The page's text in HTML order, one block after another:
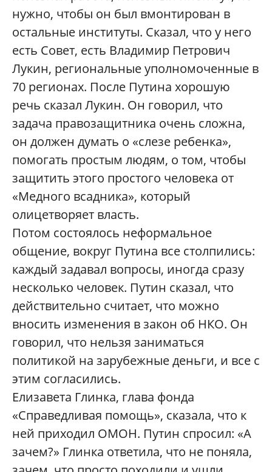
нужно, чтобы он был вмонтирован в
остальные институты. Сказал, что у него
есть Совет, есть Владимир Петрович
Лукин, региональные уполномоченные в
70 регионах. После Путина хорошую
речь сказал Лукин. Он говорил, что
задача правозащитника очень сложна,
он должен думать о «слезе ребенка»,
помогать простым людям, о том, чтобы
защитить этого простого человека от
«Медного всадника», который
олицетворяет власть.
Потом состоялось неформальное
общение, вокруг Путина все столпились:
каждый задавал вопросы, иногда сразу
несколько человек. Путин сказал, что
действительно считает, что можно
вносить изменения в закон об НКО. Он
говорил, что нельзя заниматься
политикой на зарубежные деньги, и все с
этим согласились.
Елизавета Глинка, глава фонда
«Справедливая помощь», сказала, что к
ней приходил ОМОН. Путин спросил: «А
зачем?» Глинка ответила, что не поняла,